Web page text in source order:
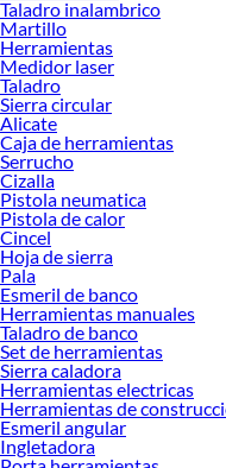
que termines tu proyecto al
opciones de delivery o recojo en
Las mejores marcas de
Sabemos que la calidad,
momento de decidir qué modelo
oferta de marcas prestigiosas y
esta manera, inviertes en
garantizada. ¡Lleva más por
Complementa tu compra con
Soldadoras y complementos
Maquina de soldar
Electrodos y Alambres para
Elementos de protección
Máscaras de soldar
Taladro inalambrico
Martillo
Herramientas
Medidor laser
Taladro
Sierra circular
Alicate
Caja de herramientas
Serrucho
Cizalla
Pistola neumatica
Pistola de calor
Cincel
Hoja de sierra
Pala
Esmeril de banco
Herramientas manuales
Taladro de banco
Set de herramientas
Sierra caladora
Herramientas electricas
Herramientas de
Esmeril angular
Ingletadora